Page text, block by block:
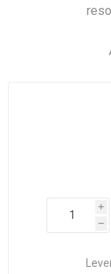
i
h